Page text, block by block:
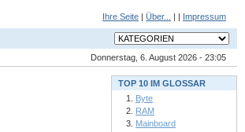
Ihre Seite | Über... | | Impressum
Donnerstag, 6. August 2026 - 23:05
TOP 10 IM GLOSSAR
Byte
RAM
Mainboard